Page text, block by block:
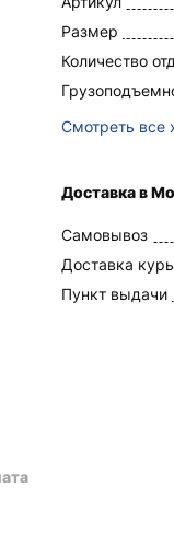
Размер
Количество
Смотреть все
Доставка в
Самовывоз
Доставка
Пункт выдачи